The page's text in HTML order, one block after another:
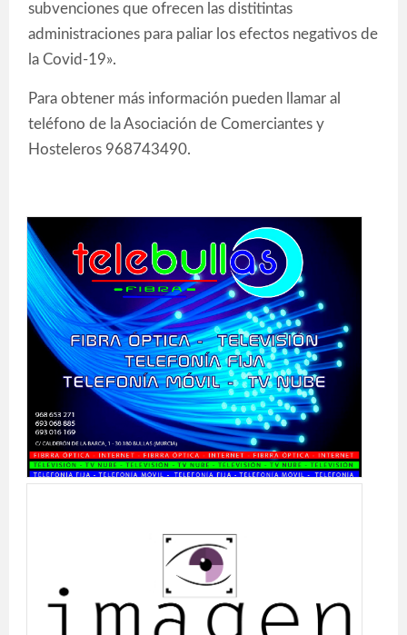
subvenciones que ofrecen las distitintas
administraciones para paliar los efectos negativos de
la Covid-19».
Para obtener más información pueden llamar al
teléfono de la Asociación de Comerciantes y
Hosteleros 968743490.